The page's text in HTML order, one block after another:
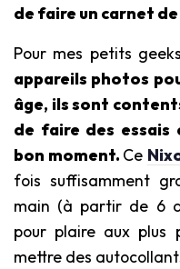
de faire un carnet
Pour mes petits
appareils photos
âge, ils sont
de faire des essais
bon moment. Ce
fois suffisamment
main (à partir de 6
pour plaire aux plus
mettre des